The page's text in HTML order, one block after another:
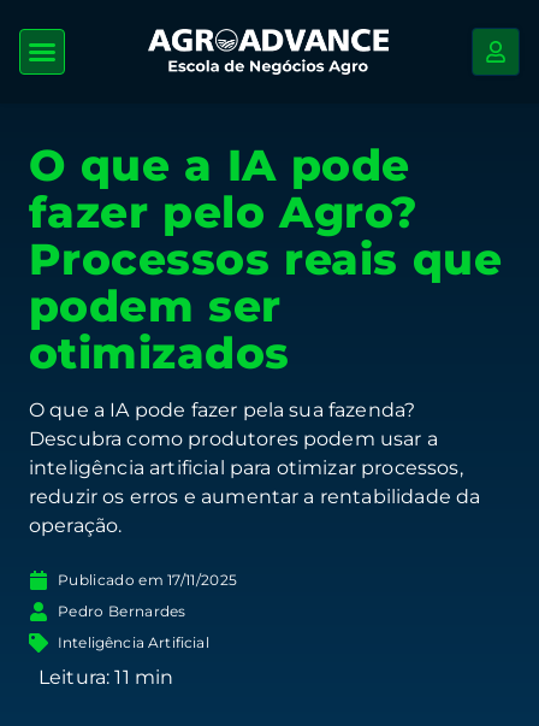
O que a IA pode
fazer pelo Agro?
Processos reais que
podem ser
otimizados
O que a IA pode fazer pela sua fazenda?
Descubra como produtores podem usar a
inteligência artificial para otimizar processos,
reduzir os erros e aumentar a rentabilidade da
operação.
Publicado em 17/11/2025
Pedro Bernardes
Inteligência Artificial